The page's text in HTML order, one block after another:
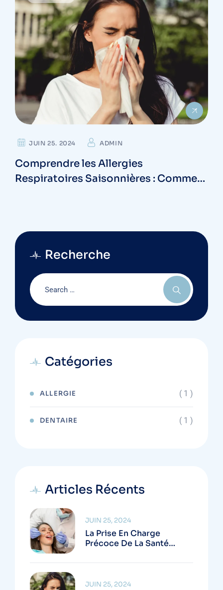
JUIN 25. 2024 ADMIN
Comprendre les Allergies
Respiratoires Saisonnières : Comment
Recherche
Catégories
ALLERGIE ( 1 )
DENTAIRE ( 1 )
Articles Récents
La Prise En Charge
Précoce De La Santé
Enfants : Un
L’Avenir
JUIN 25, 2024
JUIN 25, 2024